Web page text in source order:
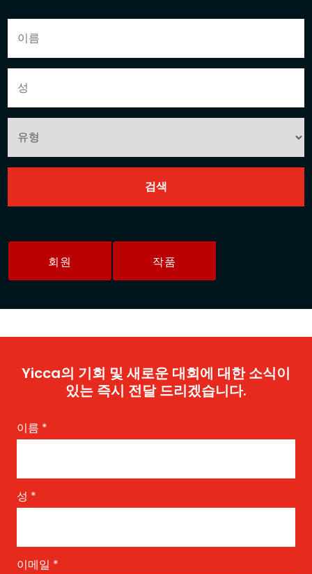
회원 작품
Yicca의 기회 및 새로운 대회에 대한 소식이
있는 즉시 전달 드리겠습니다.
이름 *
성 *
이메일 *